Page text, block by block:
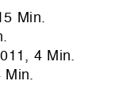
Min.
4 Min.
Min.